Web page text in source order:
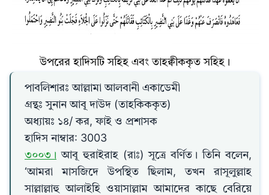
উপরের হাদিসটি সহিহ এবং তাহক্বীককৃত সহিহ।
পাবলিশারঃ আল্লামা আলবানী একাডেমী
গ্রন্থঃ সুনান আবূ দাউদ (তাহকিককৃত)
অধ্যায়ঃ ১৪/ কর, ফাই ও প্রশাসক
হাদিস নাম্বার: 3003
৩০০৩। আবূ হুরাইরাহ (রাঃ) সূত্রে বর্ণিত। তিনি বলেন,
‘আমরা মাসজিদে উপস্থিত ছিলাম, তখন রাসূলুল্লাহ
সাল্লাল্লাহু আলাইহি ওয়াসাল্লাম আমাদের কাছে বেরিয়ে